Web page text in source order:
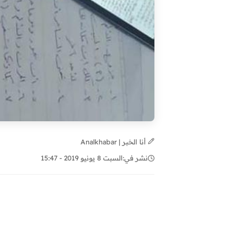
أنا الخبر | Analkhabar
نشر في:السبت 8 يونيو 2019 - 15:47